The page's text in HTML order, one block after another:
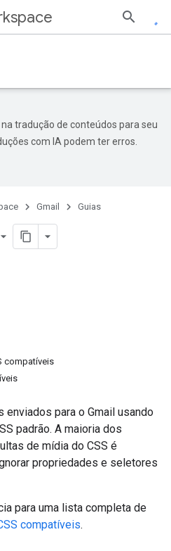
tradução de conteúdos para seu
com IA podem ter erros.
Gmail Guias
compatíveis
para o Gmail usando
padrão. A maioria dos
de mídia do CSS é
propriedades e seletores
para uma lista completa de
compatíveis.